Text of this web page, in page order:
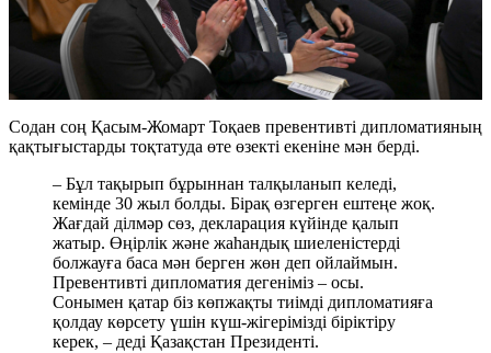
Содан соң Қасым-Жомарт Тоқаев превентивті дипломатияның
қақтығыстарды тоқтатуда өте өзекті екеніне мән берді.
– Бұл тақырып бұрыннан талқыланып келеді,
кемінде 30 жыл болды. Бірақ өзгерген ештеңе жоқ.
Жағдай ділмәр сөз, декларация күйінде қалып
жатыр. Өңірлік және жаһандық шиеленістерді
болжауға баса мән берген жөн деп ойлаймын.
Превентивті дипломатия дегеніміз – осы.
Сонымен қатар біз көпжақты тиімді дипломатияға
қолдау көрсету үшін күш-жігерімізді біріктіру
керек, – деді Қазақстан Президенті.